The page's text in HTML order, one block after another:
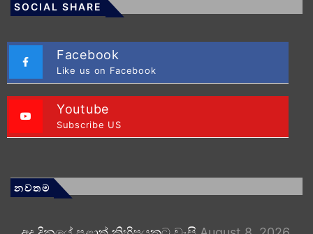
SOCIAL SHARE
Facebook
Like us on Facebook
Youtube
Subscribe US
නවතම